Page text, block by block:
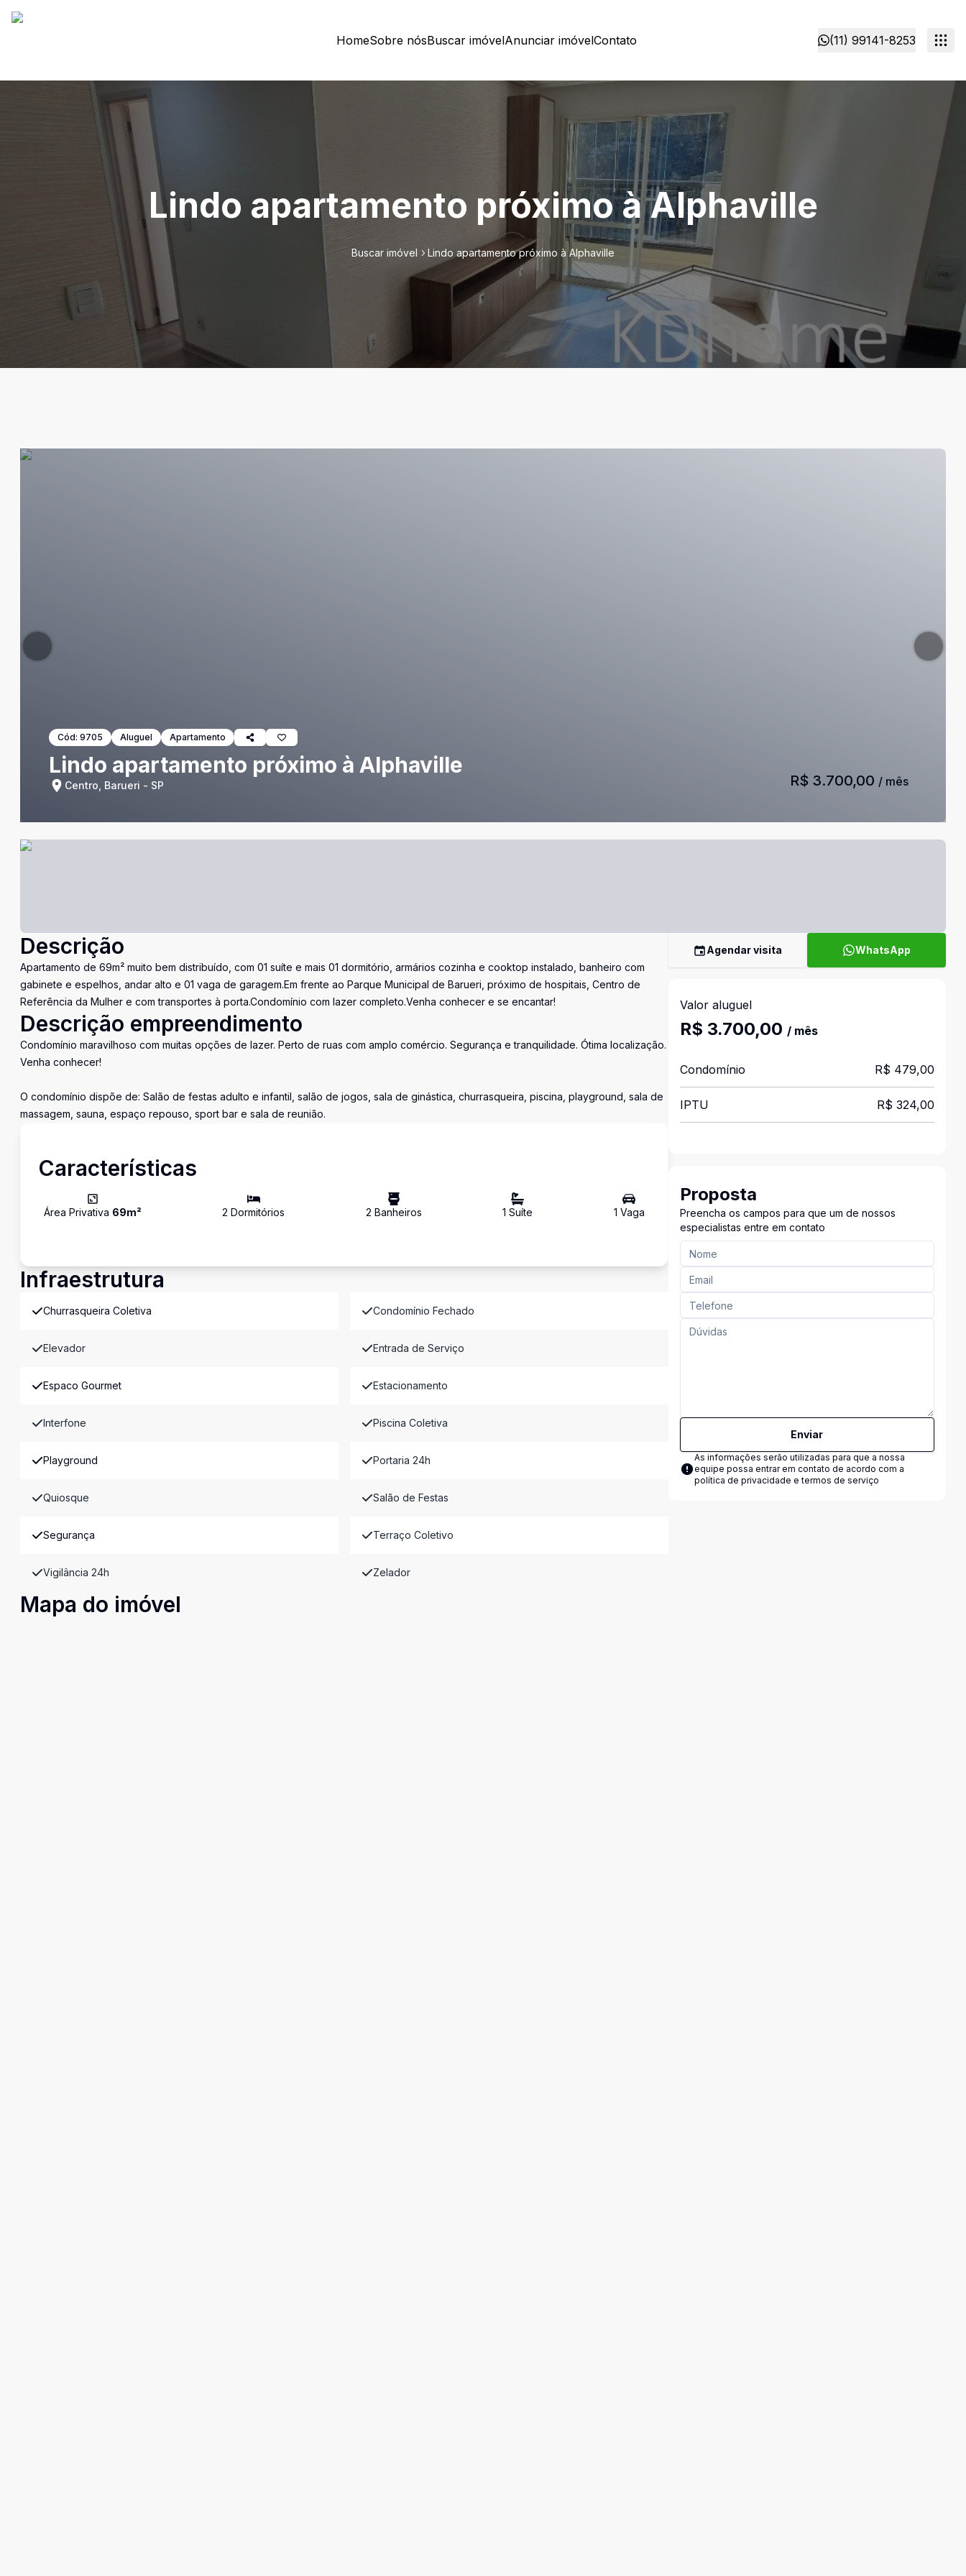
HomeSobre nósBuscar imóvelAnunciar imóvelContato (11) 99141-8253
Lindo apartamento próximo à Alphaville
Buscar imóvel Lindo apartamento próximo à Alphaville
Cód: 9705 Aluguel Apartamento
Lindo apartamento próximo à Alphaville
Centro, Barueri - SP R$ 3.700,00 / mês
Descrição
Apartamento de 69m² muito bem distribuído, com 01 suíte e mais 01 dormitório, armários cozinha e cooktop instalado, banheiro com
gabinete e espelhos, andar alto e 01 vaga de garagem.Em frente ao Parque Municipal de Barueri, próximo de hospitais, Centro de
Referência da Mulher e com transportes à porta.Condomínio com lazer completo.Venha conhecer e se encantar!
Descrição empreendimento
Condomínio maravilhoso com muitas opções de lazer. Perto de ruas com amplo comércio. Segurança e tranquilidade. Ótima localização.
Venha conhecer!
O condomínio dispõe de: Salão de festas adulto e infantil, salão de jogos, sala de ginástica, churrasqueira, piscina, playground, sala de
massagem, sauna, espaço repouso, sport bar e sala de reunião.
Características
Área Privativa 69m² 2 Dormitórios 2 Banheiros 1 Suíte 1 Vaga
Infraestrutura
Churrasqueira Coletiva Condomínio Fechado
Elevador Entrada de Serviço
Espaco Gourmet Estacionamento
Interfone Piscina Coletiva
Playground Portaria 24h
Quiosque Salão de Festas
Segurança Terraço Coletivo
Vigilância 24h Zelador
Mapa do imóvel
Agendar visita WhatsApp
Valor aluguel
R$ 3.700,00 / mês
Condomínio R$ 479,00
IPTU R$ 324,00
Proposta
Preencha os campos para que um de nossos
especialistas entre em contato
Enviar
As informações serão utilizadas para que a nossa
equipe possa entrar em contato de acordo com a
política de privacidade e termos de serviço